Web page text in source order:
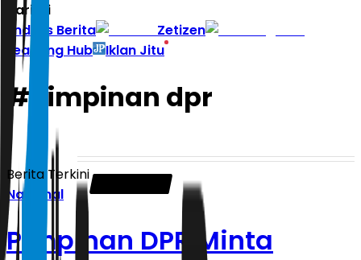
Hari ini
Indeks Berita
Zetizen
Learning Hub
Iklan Jitu
# pimpinan dpr
Berita Terkini
Nasional
Pimpinan DPR Minta